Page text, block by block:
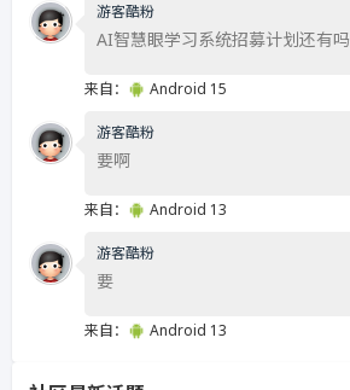
游客酷粉
AI智慧眼学习系统招募计划还有吗
来自： Android 15
游客酷粉
要啊
来自： Android 13
游客酷粉
要
来自： Android 13